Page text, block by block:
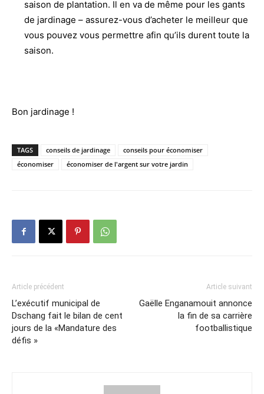
saison de plantation. Il en va de même pour les gants
de jardinage – assurez-vous d’acheter le meilleur que
vous pouvez vous permettre afin qu’ils durent toute la
saison.
Bon jardinage !
TAGS conseils de jardinage
conseils pour économiser
économiser
économiser de l'argent sur votre jardin
Article précédent
L’exécutif municipal de
Dschang fait le bilan de cent
jours de la «Mandature des
défis »
Article suivant
Gaëlle Enganamouit annonce
la fin de sa carrière
footballistique